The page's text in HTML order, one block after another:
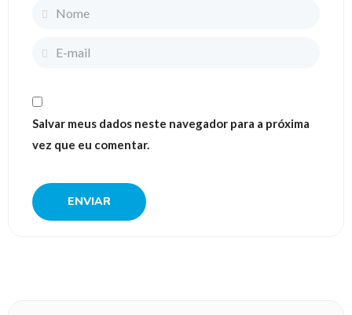
Salvar meus dados neste navegador para a próxima
vez que eu comentar.